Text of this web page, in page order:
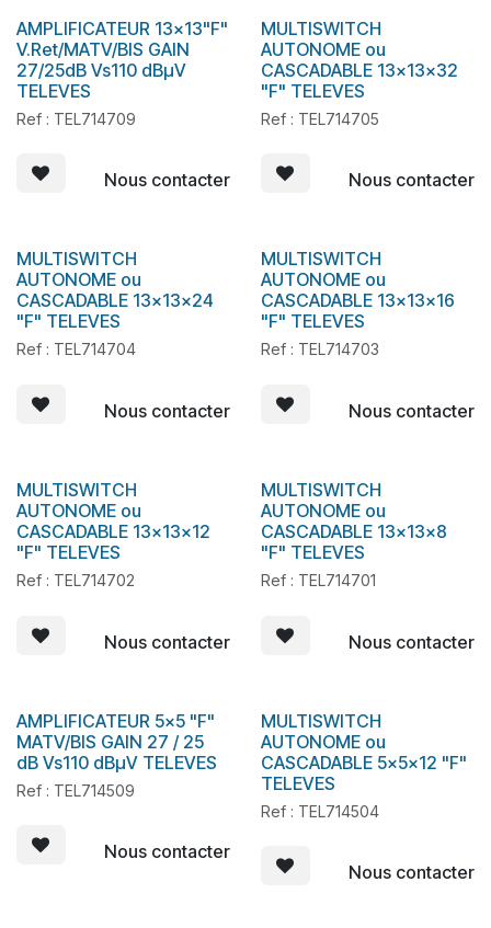
AMPLIFICATEUR 13x13"F"
V.Ret/MATV/BIS GAIN
27/25dB Vs110 dBµV
TELEVES
Ref : TEL714709
Nous contacter
MULTISWITCH
AUTONOME ou
CASCADABLE 13x13x32
"F" TELEVES
Ref : TEL714705
Nous contacter
MULTISWITCH
AUTONOME ou
CASCADABLE 13x13x24
"F" TELEVES
Ref : TEL714704
Nous contacter
MULTISWITCH
AUTONOME ou
CASCADABLE 13x13x16
"F" TELEVES
Ref : TEL714703
Nous contacter
MULTISWITCH
AUTONOME ou
CASCADABLE 13x13x12
"F" TELEVES
Ref : TEL714702
Nous contacter
MULTISWITCH
AUTONOME ou
CASCADABLE 13x13x8
"F" TELEVES
Ref : TEL714701
Nous contacter
AMPLIFICATEUR 5x5 "F"
MATV/BIS GAIN 27 / 25
dB Vs110 dBµV TELEVES
Ref : TEL714509
Nous contacter
MULTISWITCH
AUTONOME ou
CASCADABLE 5x5x12 "F"
TELEVES
Ref : TEL714504
Nous contacter